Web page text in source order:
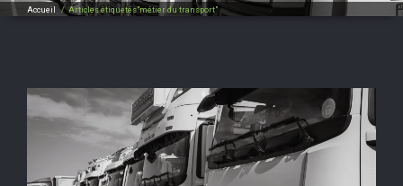
Accueil /Articles étiquetés"métier du transport"